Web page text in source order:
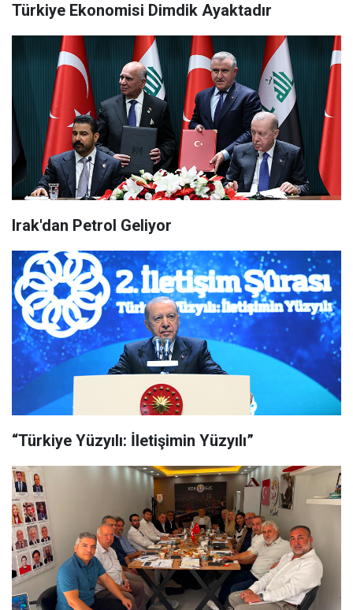
Türkiye Ekonomisi Dimdik Ayaktadır
Irak'dan Petrol Geliyor
“Türkiye Yüzyılı: İletişimin Yüzyılı”